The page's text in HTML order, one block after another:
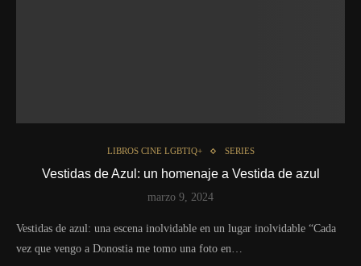
LIBROS CINE LGBTIQ+ SERIES
Vestidas de Azul: un homenaje a Vestida de azul
marzo 9, 2024
Vestidas de azul: una escena inolvidable en un lugar inolvidable “Cada
vez que vengo a Donostia me tomo una foto en…